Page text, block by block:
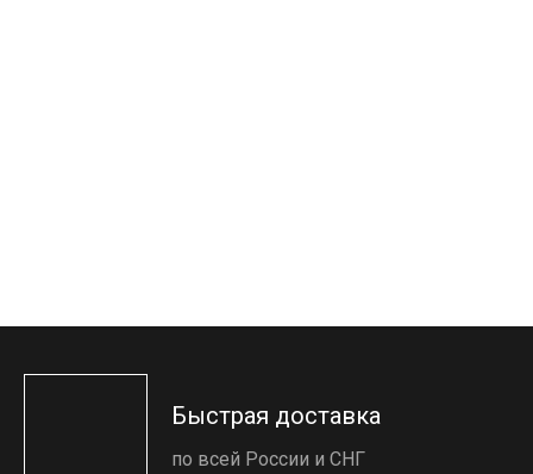
Быстрая доставка
по всей России и СНГ